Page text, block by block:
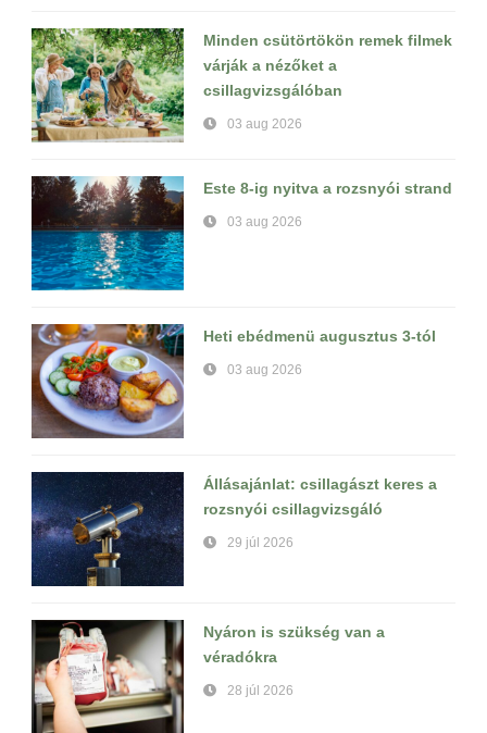
Minden csütörtökön remek filmek
várják a nézőket a
csillagvizsgálóban
03 aug 2026
Este 8-ig nyitva a rozsnyói strand
03 aug 2026
Heti ebédmenü augusztus 3-tól
03 aug 2026
Állásajánlat: csillagászt keres a
rozsnyói csillagvizsgáló
29 júl 2026
Nyáron is szükség van a
véradókra
28 júl 2026